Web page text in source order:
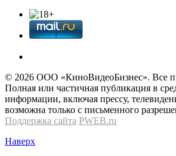
© 2026 OOО «КиноВидеоБизнес». Все
Полная или частичная публикация в
информации, включая прессу,
возможна только с письменного
Поддержка сайта PWEB.ru
Наверх